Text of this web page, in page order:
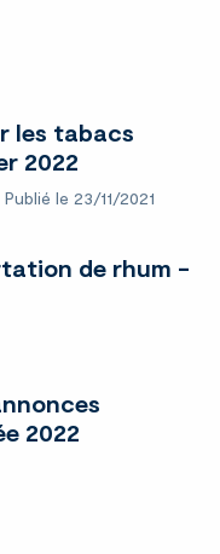
les tabacs
2022
Publié le 23/11/2021
de rhum -
2022